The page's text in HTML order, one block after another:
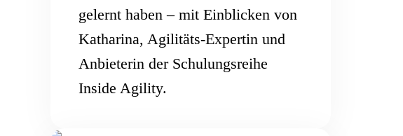
gelernt haben – mit Einblicken von
Katharina, Agilitäts-Expertin und
Anbieterin der Schulungsreihe
Inside Agility.